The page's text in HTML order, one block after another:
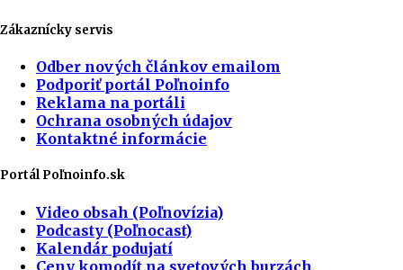
Zákaznícky servis
Odber nových článkov emailom
Podporiť portál Poľnoinfo
Reklama na portáli
Ochrana osobných údajov
Kontaktné informácie
Portál Poľnoinfo.sk
Video obsah (Poľnovízia)
Podcasty (Poľnocast)
Kalendár podujatí
Ceny komodít na svetových burzách